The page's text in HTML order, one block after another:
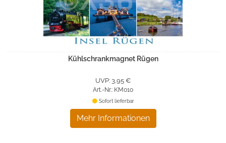
Kühlschrankmagnet Rügen
UVP: 3,95 €
Art.-Nr.: KM010
Mehr Informationen
Sofort lieferbar